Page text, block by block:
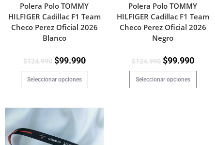
Polera Polo TOMMY
HILFIGER Cadillac F1 Team
Checo Perez Oficial 2026
Blanco
$124.990 $99.990
Seleccionar opciones
Polera Polo TOMMY
HILFIGER Cadillac F1 Team
Checo Perez Oficial 2026
Negro
$124.990 $99.990
Seleccionar opciones